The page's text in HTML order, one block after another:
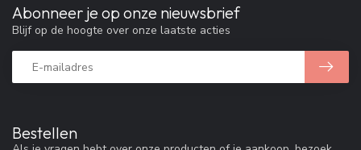
Bestellen
Abonneer je op onze nieuwsbrief
Blijf op de hoogte over onze laatste acties